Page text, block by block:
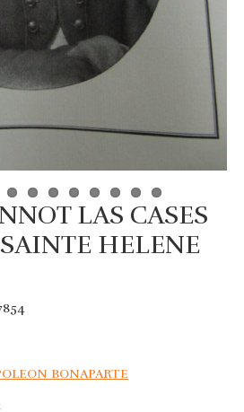
LAS CASES
HELENE
BONAPARTE